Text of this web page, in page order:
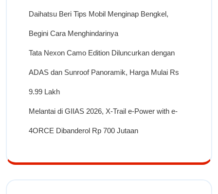
Daihatsu Beri Tips Mobil Menginap Bengkel,
Begini Cara Menghindarinya
Tata Nexon Camo Edition Diluncurkan dengan
ADAS dan Sunroof Panoramik, Harga Mulai Rs
9.99 Lakh
Melantai di GIIAS 2026, X-Trail e-Power with e-
4ORCE Dibanderol Rp 700 Jutaan